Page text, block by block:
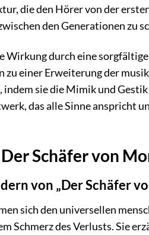
die den Hörer von der
den Generationen zu
durch eine
einer Erweiterung der
sie die Mimik und
das alle Sinne anspricht
Schäfer von
von „Der Schäfer
sich den universellen
Schmerz des Verlusts. Sie